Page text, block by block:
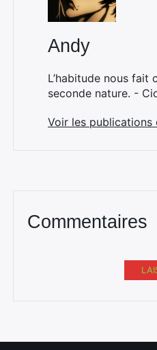
Andy
L’habitude nous fait
seconde nature. -
Voir les publications
Commentaires